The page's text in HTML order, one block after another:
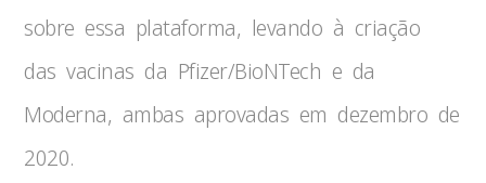
sobre essa plataforma, levando à criação
das vacinas da Pfizer/BioNTech e da
Moderna, ambas aprovadas em dezembro de
2020.